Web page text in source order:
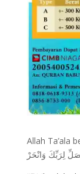
Allah Ta’ala
لِرَبِّكَ وَانْحَرْ